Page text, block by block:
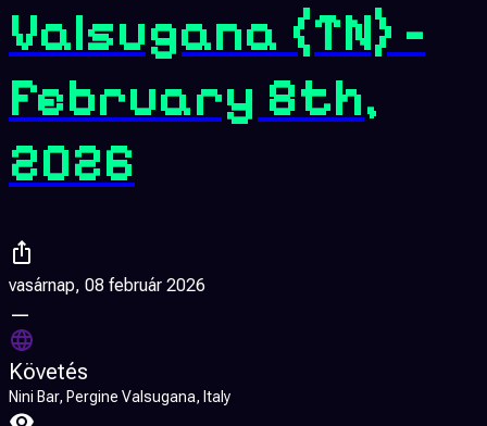
Valsugana (TN) -
February 8th,
2026
vasárnap, 08 február 2026
—
Követés
Nini Bar, Pergine Valsugana, Italy